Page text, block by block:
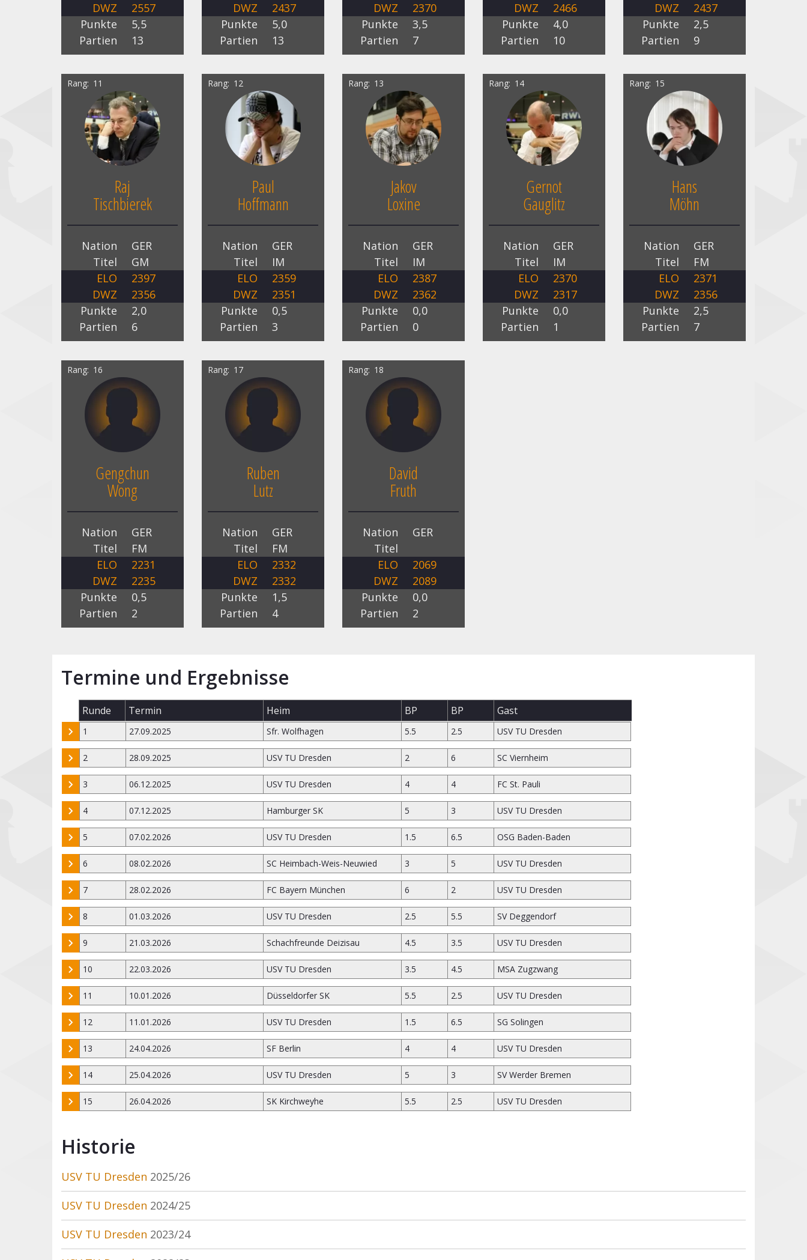
DWZ
2557
Punkte
5,5
Partien
13
DWZ
2437
Punkte
5,0
Partien
13
DWZ
2370
Punkte
3,5
Partien
7
DWZ
2466
Punkte
4,0
Partien
10
DWZ
2437
Punkte
2,5
Partien
9
Rang 11
Raj
Tischbierek
Nation
GER
Titel
GM
ELO
2397
DWZ
2356
Punkte
2,0
Partien
6
Rang 12
Paul
Hoffmann
Nation
GER
Titel
IM
ELO
2359
DWZ
2351
Punkte
0,5
Partien
3
Rang 13
Jakov
Loxine
Nation
GER
Titel
IM
ELO
2387
DWZ
2362
Punkte
0,0
Partien
0
Rang 14
Gernot
Gauglitz
Nation
GER
Titel
IM
ELO
2370
DWZ
2317
Punkte
0,0
Partien
1
Rang 15
Hans
Möhn
Nation
GER
Titel
FM
ELO
2371
DWZ
2356
Punkte
2,5
Partien
7
Rang 16
Gengchun
Wong
Nation
GER
Titel
FM
ELO
2231
DWZ
2235
Punkte
0,5
Partien
2
Rang 17
Ruben
Lutz
Nation
GER
Titel
FM
ELO
2332
DWZ
2332
Punkte
1,5
Partien
4
Rang 18
David
Fruth
Nation
GER
Titel
ELO
2069
DWZ
2089
Punkte
0,0
Partien
2
Termine und Ergebnisse
Runde Termin Heim BP BP Gast
1 27.09.2025 Sfr. Wolfhagen 5.5 2.5 USV TU Dresden
2 28.09.2025 USV TU Dresden 2 6 SC Viernheim
3 06.12.2025 USV TU Dresden 4 4 FC St. Pauli
4 07.12.2025 Hamburger SK 5 3 USV TU Dresden
5 07.02.2026 USV TU Dresden 1.5 6.5 OSG Baden-Baden
6 08.02.2026 SC Heimbach-Weis-Neuwied 3 5 USV TU Dresden
7 28.02.2026 FC Bayern München 6 2 USV TU Dresden
8 01.03.2026 USV TU Dresden 2.5 5.5 SV Deggendorf
9 21.03.2026 Schachfreunde Deizisau 4.5 3.5 USV TU Dresden
10 22.03.2026 USV TU Dresden 3.5 4.5 MSA Zugzwang
11 10.01.2026 Düsseldorfer SK 5.5 2.5 USV TU Dresden
12 11.01.2026 USV TU Dresden 1.5 6.5 SG Solingen
13 24.04.2026 SF Berlin 4 4 USV TU Dresden
14 25.04.2026 USV TU Dresden 5 3 SV Werder Bremen
15 26.04.2026 SK Kirchweyhe 5.5 2.5 USV TU Dresden
Historie
USV TU Dresden 2025/26
USV TU Dresden 2024/25
USV TU Dresden 2023/24